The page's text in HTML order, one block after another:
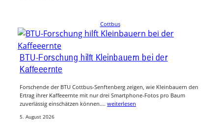
Cottbus
BTU-Forschung hilft Kleinbauern bei der
Kaffeeernte
Forschende der BTU Cottbus-Senftenberg zeigen, wie Kleinbauern den
Ertrag ihrer Kaffeeernte mit nur drei Smartphone-Fotos pro Baum
zuverlässig einschätzen können.… weiterlesen
5. August 2026